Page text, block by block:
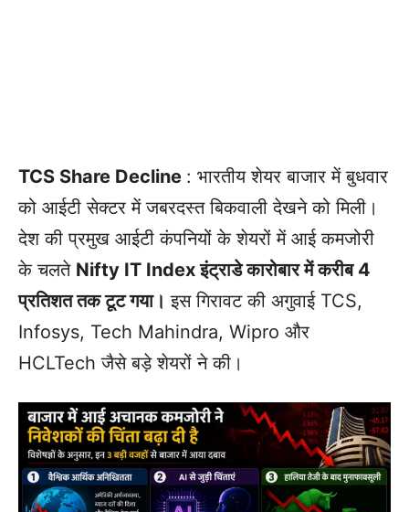
TCS Share Decline : भारतीय शेयर बाजार में बुधवार
को आईटी सेक्टर में जबरदस्त बिकवाली देखने को मिली।
देश की प्रमुख आईटी कंपनियों के शेयरों में आई कमजोरी
के चलते Nifty IT Index इंट्राडे कारोबार में करीब 4
प्रतिशत तक टूट गया। इस गिरावट की अगुवाई TCS,
Infosys, Tech Mahindra, Wipro और
HCLTech जैसे बड़े शेयरों ने की।